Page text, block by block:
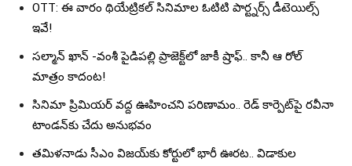
OTT: ఈ వారం థియేట్రికల్ సినిమాల ఓటిటి పార్ట్నర్స్ డీటెయిల్స్
ఇవే!
సల్మాన్ ఖాన్ -వంశీ పైడిపల్లి ప్రాజెక్ట్‌లో జాకీ ష్రాఫ్.. కానీ ఆ రోల్
మాత్రం కాదంట!
సినిమా ప్రిమియర్ వద్ద ఊహించని పరిణామం.. రెడ్ కార్పెట్‌పై రవీనా
టాండన్‌కు చేదు అనుభవం
తమిళనాడు సీఎం విజయ్‌కు కోర్టులో భారీ ఊరట.. విడాకుల